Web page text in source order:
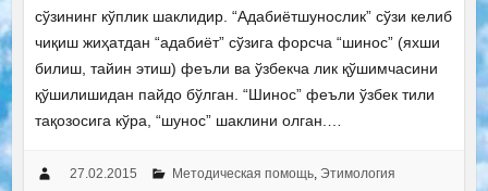
сўзининг кўплик шаклидир. “Адабиётшунослик” сўзи келиб
чиқиш жиҳатдан “адабиёт” сўзига форсча “шинос” (яхши
билиш, тайин этиш) феъли ва ўзбекча лик қўшимчасини
қўшилишидан пайдо бўлган. “Шинос” феъли ўзбек тили
тақозосига кўра, “шунос” шаклини олган.…
27.02.2015 Методическая помощь, Этимология